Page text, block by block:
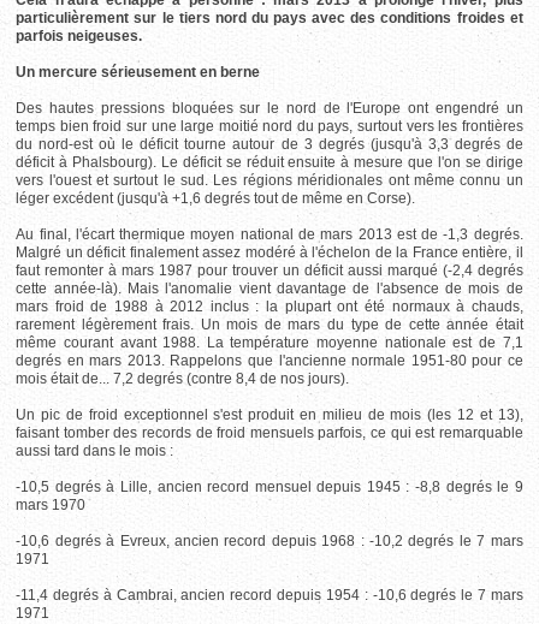
particulièrement sur le tiers nord du pays avec des conditions froides et
parfois neigeuses.
Un mercure sérieusement en berne
Des hautes pressions bloquées sur le nord de l'Europe ont engendré un
temps bien froid sur une large moitié nord du pays, surtout vers les frontières
du nord-est où le déficit tourne autour de 3 degrés (jusqu'à 3,3 degrés de
déficit à Phalsbourg). Le déficit se réduit ensuite à mesure que l'on se dirige
vers l'ouest et surtout le sud. Les régions méridionales ont même connu un
léger excédent (jusqu'à +1,6 degrés tout de même en Corse).
Au final, l'écart thermique moyen national de mars 2013 est de -1,3 degrés.
Malgré un déficit finalement assez modéré à l'échelon de la France entière, il
faut remonter à mars 1987 pour trouver un déficit aussi marqué (-2,4 degrés
cette année-là). Mais l'anomalie vient davantage de l'absence de mois de
mars froid de 1988 à 2012 inclus : la plupart ont été normaux à chauds,
rarement légèrement frais. Un mois de mars du type de cette année était
même courant avant 1988. La température moyenne nationale est de 7,1
degrés en mars 2013. Rappelons que l'ancienne normale 1951-80 pour ce
mois était de... 7,2 degrés (contre 8,4 de nos jours).
Un pic de froid exceptionnel s'est produit en milieu de mois (les 12 et 13),
faisant tomber des records de froid mensuels parfois, ce qui est remarquable
aussi tard dans le mois :
-10,5 degrés à Lille, ancien record mensuel depuis 1945 : -8,8 degrés le 9
mars 1970
-10,6 degrés à Evreux, ancien record depuis 1968 : -10,2 degrés le 7 mars
1971
-11,4 degrés à Cambrai, ancien record depuis 1954 : -10,6 degrés le 7 mars
1971